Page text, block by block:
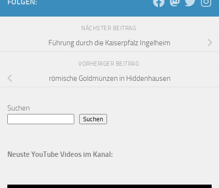
NÄCHSTER BEITRAG
Führung durch die Kaiserpfalz Ingelheim
VORHERIGER BEITRAG
römische Goldmünzen in Hiddenhausen
Suchen
Suchen
Neuste YouTube Videos im Kanal: